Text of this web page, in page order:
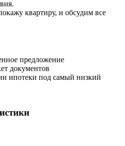
квартиру, и обсудим все
предложение
документов
ипотеки под самый низкий